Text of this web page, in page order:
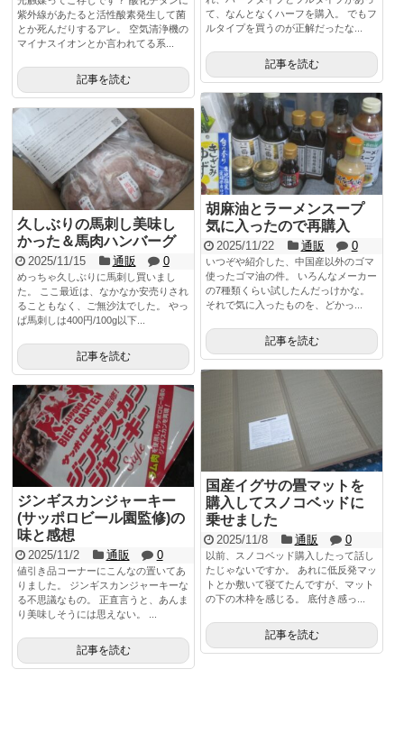
て、なんとなくハーフを購入。 でもフ
ルタイプを買うのが正解だったな...
記事を読む
紫外線があたると活性酸素発生して菌
とか死んだりするアレ。 空気清浄機の
マイナスイオンとか言われてる系...
記事を読む
胡麻油とラーメンスープ
気に入ったので再購入
2025/11/22 通販 0
いつぞや紹介した、中国産以外のゴマ
使ったゴマ油の件。 いろんなメーカー
の7種類くらい試したんだっけかな。
それで気に入ったものを、どかっ...
記事を読む
久しぶりの馬刺し美味し
かった＆馬肉ハンバーグ
2025/11/15 通販 0
めっちゃ久しぶりに馬刺し買いまし
た。 ここ最近は、なかなか安売りされ
ることもなく、ご無沙汰でした。 やっ
ぱ馬刺しは400円/100g以下...
記事を読む
国産イグサの畳マットを
購入してスノコベッドに
乗せました
2025/11/8 通販 0
以前、スノコベッド購入したって話し
たじゃないですか。 あれに低反発マッ
トとか敷いて寝てたんですが、マット
の下の木枠を感じる。 底付き感っ...
記事を読む
ジンギスカンジャーキー
(サッポロビール園監修)の
味と感想
2025/11/2 通販 0
値引き品コーナーにこんなの置いてあ
りました。 ジンギスカンジャーキーな
る不思議なもの。 正直言うと、あんま
り美味しそうには思えない。 ...
記事を読む